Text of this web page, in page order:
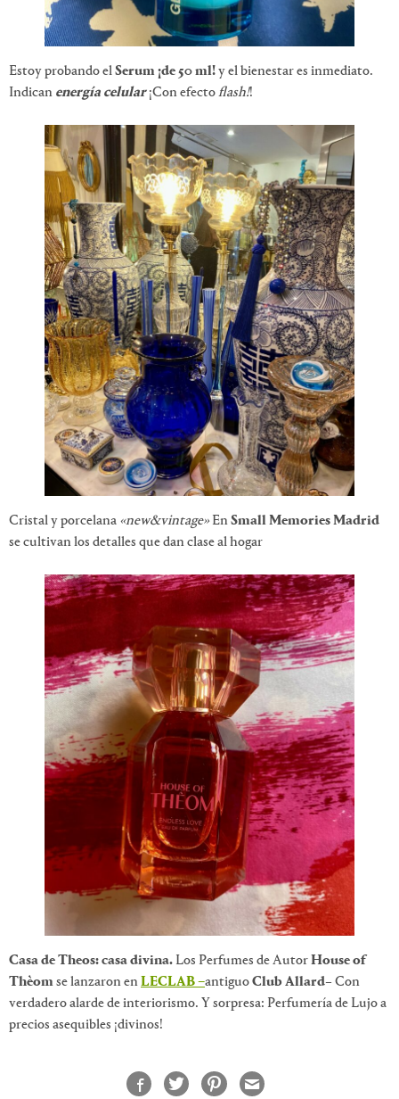
Estoy probando elSerum ¡de 50 ml!y el bienestar es inmediato.
Indican energía celular ¡Con efectoflash!!
Cristal y porcelana «new&vintage» EnSmall Memories Madrid
se cultivan los detalles que dan clase al hogar
Casa de Theos: casa divina. Los Perfumes de AutorHouse of
Thèomse lanzaron enLECLAB –antiguoClub Allard– Con
verdadero alarde de interiorismo. Y sorpresa: Perfumería de Lujo a
precios asequibles ¡divinos!